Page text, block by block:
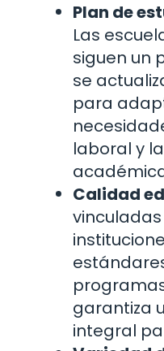
Plan de
Las
siguen un
se
para
laboral y
Calidad
vinculadas
garantiza
integral